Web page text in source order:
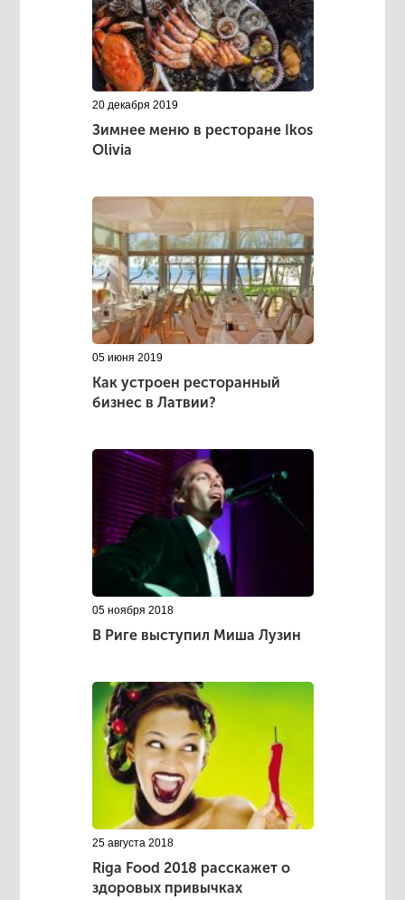
20 декабря 2019
Зимнее меню в ресторане Ikos
Olivia
05 июня 2019
Как устроен ресторанный
бизнес в Латвии?
05 ноября 2018
В Риге выступил Миша Лузин
25 августа 2018
Riga Food 2018 расскажет о
здоровых привычках